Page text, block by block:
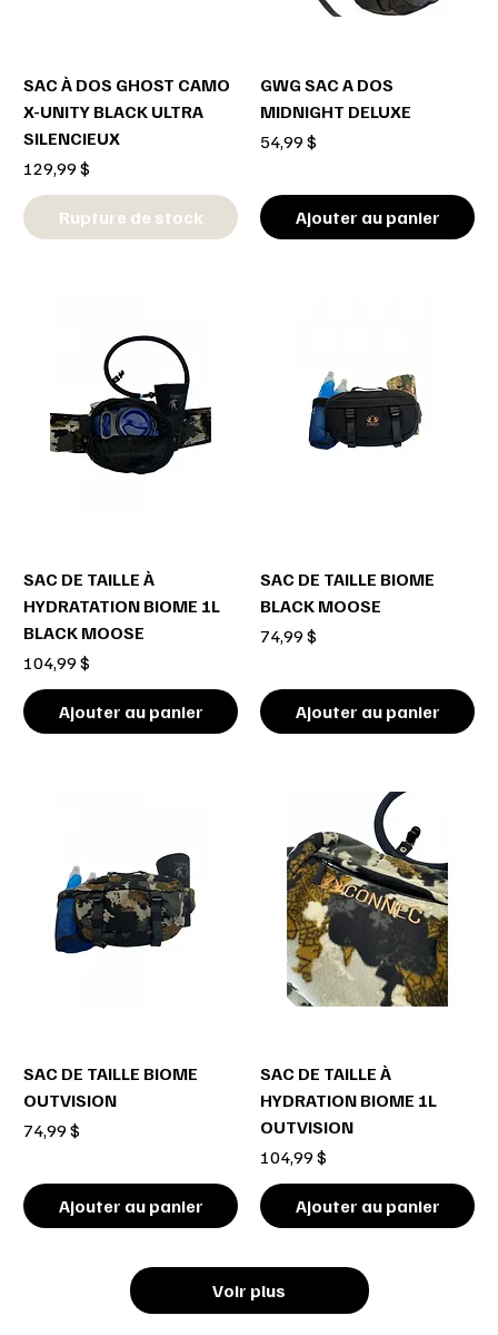
SAC À DOS GHOST CAMO
X-UNITY BLACK ULTRA
SILENCIEUX
Prix
129,99 $
Rupture de stock
GWG SAC A DOS
MIDNIGHT DELUXE
Prix
54,99 $
Ajouter au panier
SAC DE TAILLE À
HYDRATATION BIOME 1L
BLACK MOOSE
Prix
104,99 $
Ajouter au panier
SAC DE TAILLE BIOME
BLACK MOOSE
Prix
74,99 $
Ajouter au panier
SAC DE TAILLE BIOME
OUTVISION
Prix
74,99 $
Ajouter au panier
SAC DE TAILLE À
HYDRATION BIOME 1L
OUTVISION
Prix
104,99 $
Ajouter au panier
Voir plus